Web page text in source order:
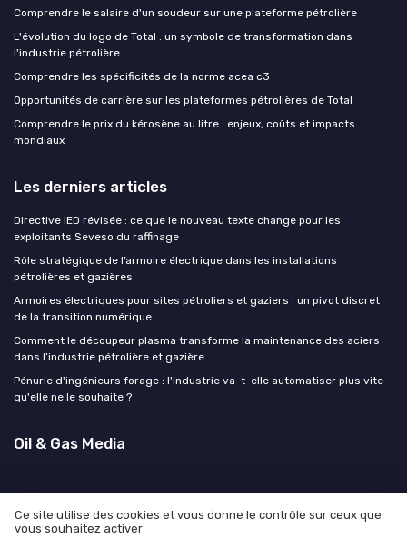
Comprendre le salaire d'un soudeur sur une plateforme pétrolière
L'évolution du logo de Total : un symbole de transformation dans
l'industrie pétrolière
Comprendre les spécificités de la norme acea c3
Opportunités de carrière sur les plateformes pétrolières de Total
Comprendre le prix du kérosène au litre : enjeux, coûts et impacts
mondiaux
Les derniers articles
Directive IED révisée : ce que le nouveau texte change pour les
exploitants Seveso du raffinage
Rôle stratégique de l’armoire électrique dans les installations
pétrolières et gazières
Armoires électriques pour sites pétroliers et gaziers : un pivot discret
de la transition numérique
Comment le découpeur plasma transforme la maintenance des aciers
dans l’industrie pétrolière et gazière
Pénurie d'ingénieurs forage : l'industrie va-t-elle automatiser plus vite
qu'elle ne le souhaite ?
Oil & Gas Media
Mentions légales
Ce site utilise des cookies et vous donne le contrôle sur ceux que
vous souhaitez activer